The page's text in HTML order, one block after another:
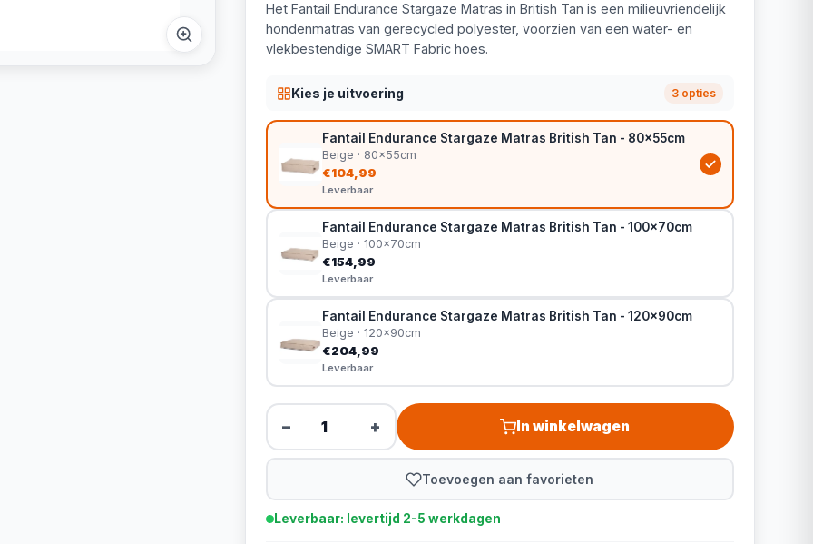
Het Fantail Endurance Stargaze Matras in British Tan is een milieuvriendelijk
hondenmatras van gerecycled polyester, voorzien van een water- en
vlekbestendige SMART Fabric hoes.
Kies je uitvoering 3 opties
Fantail Endurance Stargaze Matras British Tan - 80x55cm
Beige · 80x55cm
€104,99
Leverbaar
Fantail Endurance Stargaze Matras British Tan - 100x70cm
Beige · 100x70cm
€154,99
Leverbaar
Fantail Endurance Stargaze Matras British Tan - 120x90cm
Beige · 120x90cm
€204,99
Leverbaar
− + In winkelwagen
Toevoegen aan favorieten
Leverbaar: levertijd 2-5 werkdagen